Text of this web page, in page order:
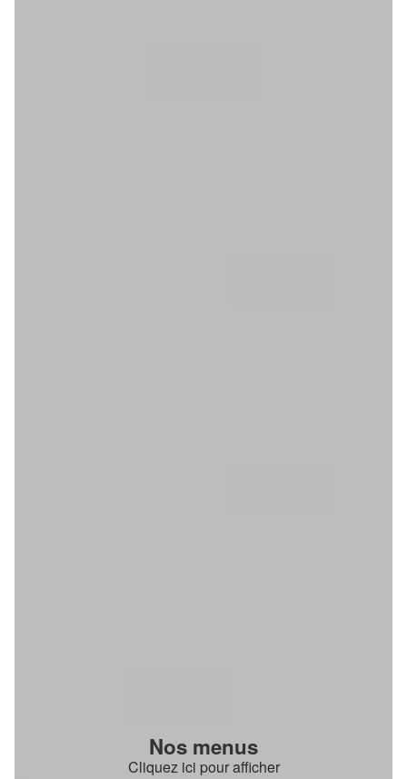
Nos menus
Cliquez ici pour afficher